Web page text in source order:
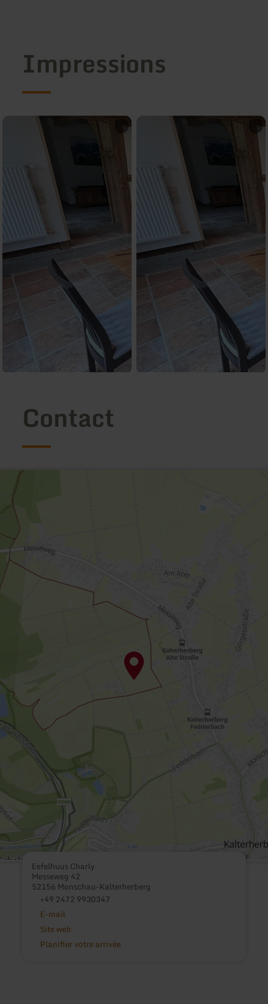
Impressions
Contact
Eefelhuus Charly
Messeweg 42
52156 Monschau-Kalterherberg
+49 2472 9930347
E-mail
Site web
Planifier votre arrivée